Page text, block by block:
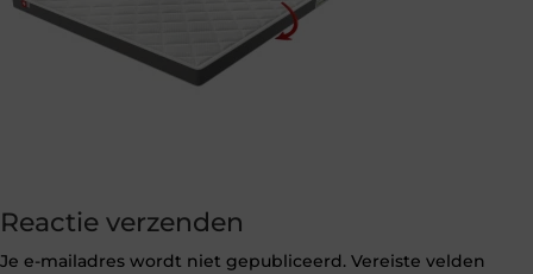
Reactie verzenden
Je e-mailadres wordt niet gepubliceerd. Vereiste velden